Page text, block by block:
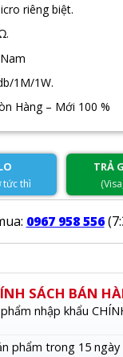
riêng biệt.
1M/1W.
Hàng – Mới 100 %
tức thì
TRẢ
0967 958 556
SÁCH BÁN
nhập khẩu
phẩm trong 15 ngày